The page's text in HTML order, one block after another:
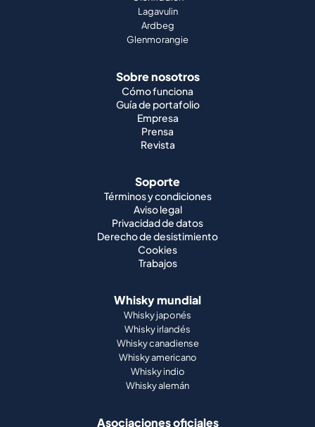
Lagavulin
Ardbeg
Glenmorangie
Sobre nosotros
Cómo funciona
Guía de portafolio
Empresa
Prensa
Revista
Soporte
Términos y condiciones
Aviso legal
Privacidad de datos
Derecho de desistimiento
Cookies
Trabajos
Whisky mundial
Whisky japonés
Whisky irlandés
Whisky canadiense
Whisky americano
Whisky indio
Whisky alemán
Asociaciones oficiales